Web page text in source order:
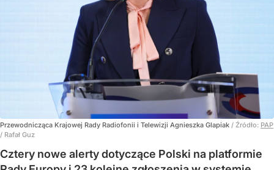
Przewodnicząca Krajowej Rady Radiofonii i Telewizji Agnieszka Glapiak / Źródło: PAP
/ Rafał Guz
Cztery nowe alerty dotyczące Polski na platformie